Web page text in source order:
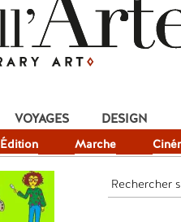
Édition Marche
VOYAGES DESIGN